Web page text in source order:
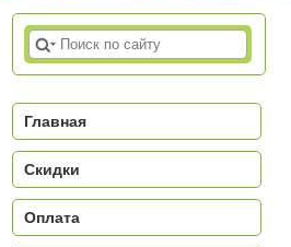
Главная
Скидки
Оплата